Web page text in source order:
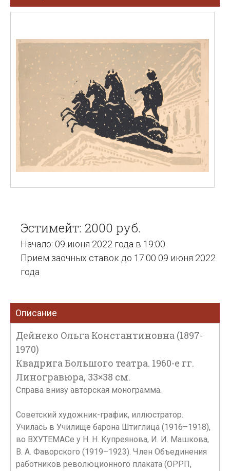
Эстимейт: 2000 руб.
Начало: 09 июня 2022 года в 19:00
Прием заочных ставок до 17:00 09 июня 2022
года
Описание
Дейнеко Ольга Константиновна (1897-
1970)
Квадрига Большого театра. 1960-е гг.
Линогравюра, 33×38 см.
Справа внизу авторская монограмма.
Советский художник-график, иллюстратор.
Училась в Училище барона Штиглица (1916–1918),
во ВХУТЕМАСе у Н. Н. Купреянова, И. И. Машкова,
В. А. Фаворского (1919–1923). Член Объединения
работников революционного плаката (ОРРП,